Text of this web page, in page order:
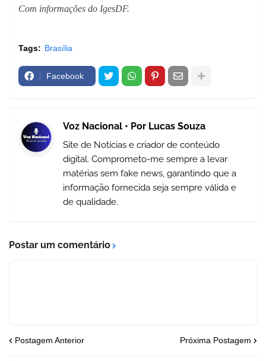
Com informações do IgesDF.
Tags: Brasília
Facebook
Voz Nacional • Por Lucas Souza
Site de Notícias e criador de conteúdo
digital. Comprometo-me sempre a levar
matérias sem fake news, garantindo que a
informação fornecida seja sempre válida e
de qualidade.
Postar um comentário
Postagem Anterior Próxima Postagem